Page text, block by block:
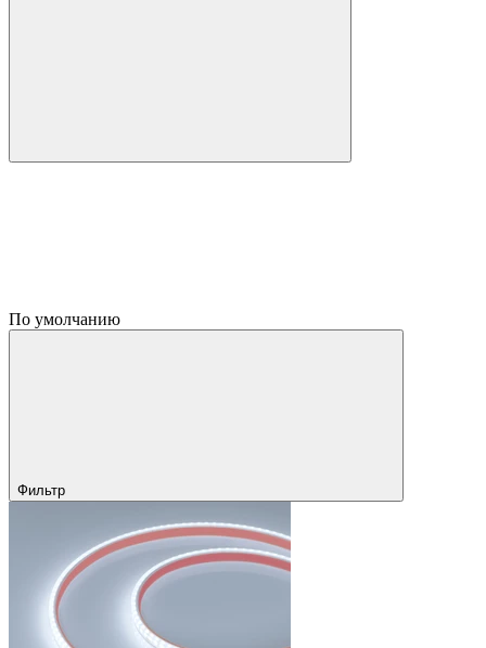
По умолчанию
Фильтр